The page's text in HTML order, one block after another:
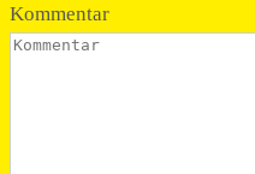
Kommentar